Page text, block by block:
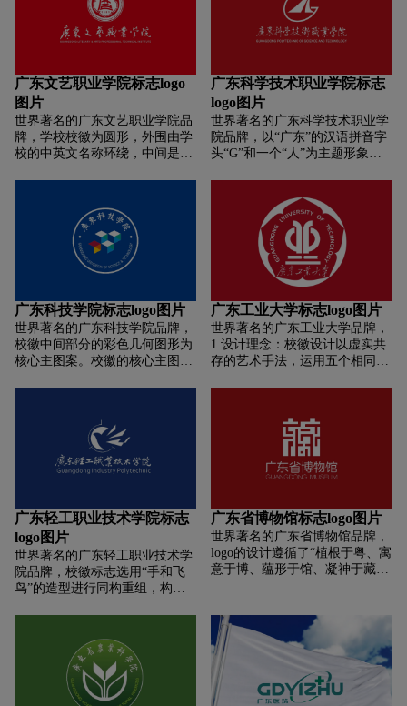
发展；“门”代表力争上游，象征
集美大学不懈的追求探索；“门”
代表历史和未来，象征集美大学
开放办学，象征集美大学海纳百
川、放眼世界的格局。建校时
间：1918，是陈嘉庚先生创办集
美学校师范部的时间，是校史的
起点。
广东文艺职业学院标志logo
图片
世界著名的广东文艺职业学院品
牌，学校校徽为圆形，外围由学
校的中英文名称环绕，中间是以
艺”为设计核心，以“编钟”为图案
元素，使整个形象稳重大方，斗
志昂扬。编钟外形取于楚国古乐
器，充分体现了“和谐广艺，培
精神。整体形上窄下宽，为梯
形，代表知识的积累和不断升
华。
广东科学技术职业学院标志
logo图片
世界著名的广东科学技术职业学
院品牌，以“广东”的汉语拼音字
头“G”和一个“人”为主题形象，
的“广科人”，象征广东科学技术
职业学院在人才培养过程中坚持
以人为本，注重人格、人品、人
性的塑造和锤炼，使学生成长为
有理想、有才干、能勇敢地融入
生活、迎接挑战的有用之才，在
生命历程中写出完美的“人”字的
人。
广东科技学院标志logo图片
世界著名的广东科技学院品牌，
校徽中间部分的彩色几何图形为
核心主图案。校徽的核心主图案
体现了我校对近代科学独立性和
实践性的理解，同时喻示学校
2003年建校以来不断前进的发展
历程，奋力前行迈上新的阶梯。
广东工业大学标志logo图片
世界著名的广东工业大学品牌，
1.设计理念：校徽设计以虚实共
存的艺术手法，运用五个相同单
构筑安全、宜人、和谐的育人环
境，同时寓意广工学子展翅高飞
报效国家和人民的远大理想，图
形与寓意巧妙结合体现学府人文
围合的虚形恰好构成广州的市花
——英雄花(红棉花)，体现广东
工业大学位于南中国四季如春，
素有花城美誉的地理人文环境，
同时象征百花齐放、百家争鸣、
征。 3.设计特色：校徽中心图形
以书籍和矩形知识模块为平台表
现“工”字的虚形，用广东工业大
学的英文缩写“GDUT”构成图形
化的“业”字，突显“工业”大学的
广东轻工职业技术学院标志
logo图片
世界著名的广东轻工职业技术学
院品牌，校徽标志选用“手和飞
鸟”的造型进行同构重组，构成
征技能，代表高职教育;飞鸟象征
大展宏图，表达出学生以技入道
而成长为职场精英。在图形外
围，由广东轻工职业技术学院的
英文带头字母“GDIP”巧妙的组合
广东省博物馆标志logo图片
世界著名的广东省博物馆品牌，
logo的设计遵循了“植根于粤、寓
意于博、蕴形于馆、凝神于藏”
计，隐含了“广东”的字形和“博”
的字韵，这不仅体现了广东省博
物馆的地域属性和行业特点，还
寓意着博物馆的职能和专精于收
藏的精神气质。logo的设计还非
常契合广东省博物馆新馆的建筑